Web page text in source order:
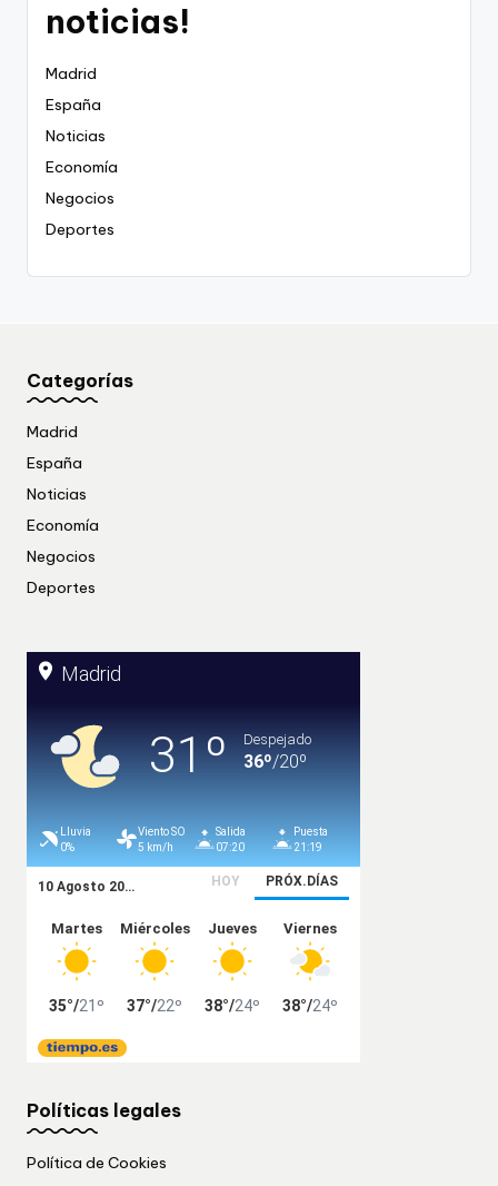
noticias!
Madrid
España
Noticias
Economía
Negocios
Deportes
Categorías
Madrid
España
Noticias
Economía
Negocios
Deportes
Políticas legales
Política de Cookies